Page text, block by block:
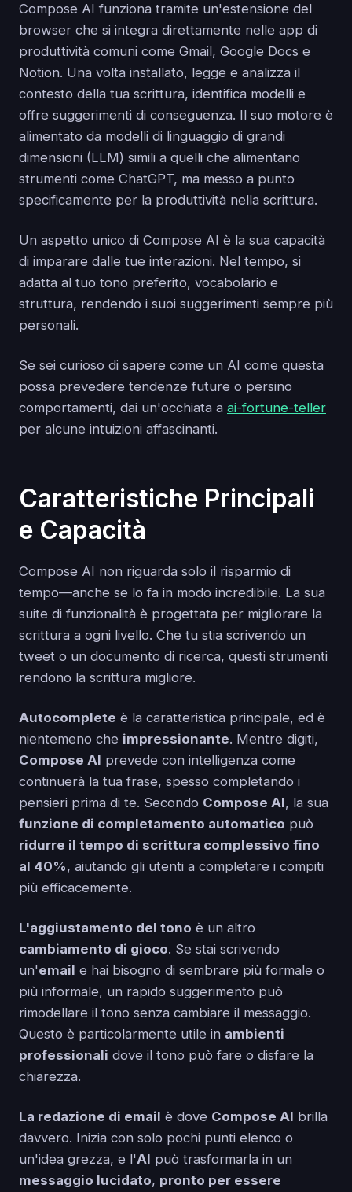
Compose AI funziona tramite un'estensione del
browser che si integra direttamente nelle app di
produttività comuni come Gmail, Google Docs e
Notion. Una volta installato, legge e analizza il
contesto della tua scrittura, identifica modelli e
offre suggerimenti di conseguenza. Il suo motore è
alimentato da modelli di linguaggio di grandi
dimensioni (LLM) simili a quelli che alimentano
strumenti come ChatGPT, ma messo a punto
specificamente per la produttività nella scrittura.
Un aspetto unico di Compose AI è la sua capacità
di imparare dalle tue interazioni. Nel tempo, si
adatta al tuo tono preferito, vocabolario e
struttura, rendendo i suoi suggerimenti sempre più
personali.
Se sei curioso di sapere come un AI come questa
possa prevedere tendenze future o persino
comportamenti, dai un'occhiata a ai-fortune-teller
per alcune intuizioni affascinanti.
Caratteristiche Principali
e Capacità
Compose AI non riguarda solo il risparmio di
tempo—anche se lo fa in modo incredibile. La sua
suite di funzionalità è progettata per migliorare la
scrittura a ogni livello. Che tu stia scrivendo un
tweet o un documento di ricerca, questi strumenti
rendono la scrittura migliore.
Autocomplete è la caratteristica principale, ed è
nientemeno che impressionante. Mentre digiti,
Compose AI prevede con intelligenza come
continuerà la tua frase, spesso completando i
pensieri prima di te. Secondo Compose AI, la sua
funzione di completamento automatico può
ridurre il tempo di scrittura complessivo fino
al 40%, aiutando gli utenti a completare i compiti
più efficacemente.
L'aggiustamento del tono è un altro
cambiamento di gioco. Se stai scrivendo
un'email e hai bisogno di sembrare più formale o
più informale, un rapido suggerimento può
rimodellare il tono senza cambiare il messaggio.
Questo è particolarmente utile in ambienti
professionali dove il tono può fare o disfare la
chiarezza.
La redazione di email è dove Compose AI brilla
davvero. Inizia con solo pochi punti elenco o
un'idea grezza, e l'AI può trasformarla in un
messaggio lucidato, pronto per essere